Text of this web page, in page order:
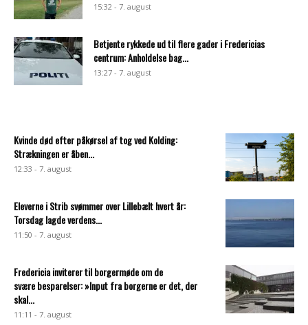
15:32 - 7. august
Betjente rykkede ud til flere gader i Fredericias
centrum: Anholdelse bag...
13:27 - 7. august
Kvinde død efter påkørsel af tog ved Kolding:
Strækningen er åben...
12:33 - 7. august
Eleverne i Strib svømmer over Lillebælt hvert år:
Torsdag lagde verdens...
11:50 - 7. august
Fredericia inviterer til borgermøde om de
svære besparelser: »Input fra borgerne er det, der
skal...
11:11 - 7. august